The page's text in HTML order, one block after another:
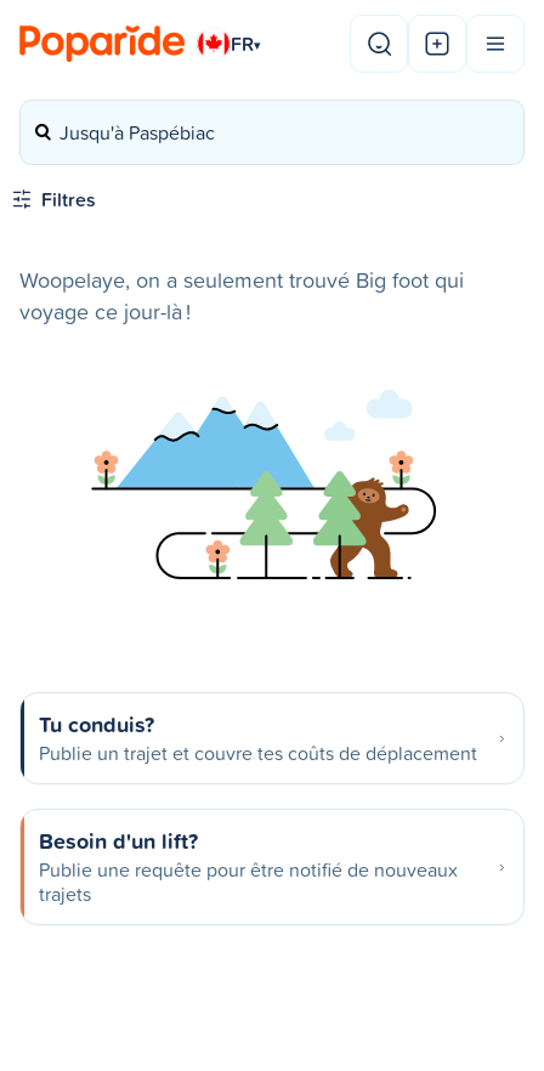
FR▾
Jusqu'à Paspébiac
Filtres
Woopelaye, on a seulement trouvé Big foot qui
voyage ce jour-là !
Tu conduis?
Publie un trajet et couvre tes coûts de déplacement
Besoin d'un lift?
Publie une requête pour être notifié de nouveaux
trajets